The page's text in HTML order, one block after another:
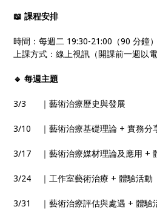
📖 課程安排
時間：每週二 19:30-21:00（90 分鐘）
上課方式：線上視訊（開課前一週以電
🔹 每週主題
3/3 ｜藝術治療歷史與發展
3/10 ｜藝術治療基礎理論 + 實務分
3/17 ｜藝術治療媒材理論及應用 +
3/24 ｜工作室藝術治療 + 體驗活動
3/31 ｜藝術治療評估與處遇 + 體驗